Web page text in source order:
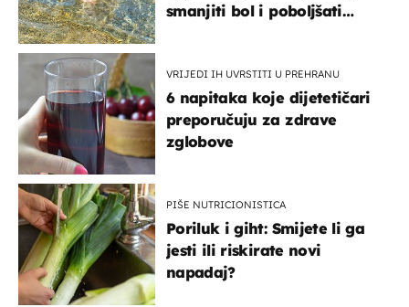
smanjiti bol i poboljšati
VRIJEDI IH UVRSTITI U PREHRANU
6 napitaka koje dijetetičari
preporučuju za zdrave
zglobove
PIŠE NUTRICIONISTICA
Poriluk i giht: Smijete li ga
jesti ili riskirate novi
napadaj?